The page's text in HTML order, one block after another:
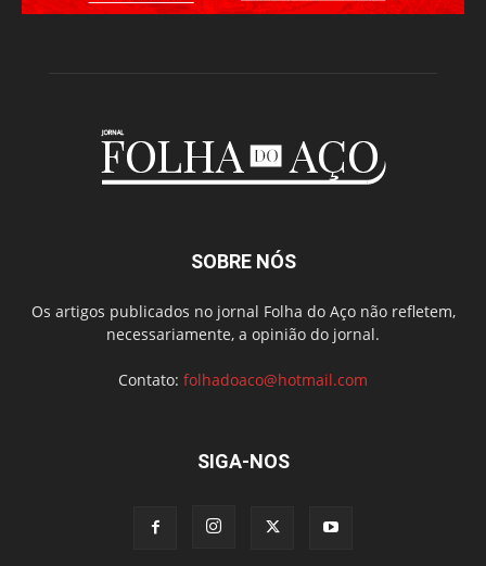
SOBRE NÓS
Os artigos publicados no jornal Folha do Aço não refletem,
necessariamente, a opinião do jornal.
Contato: folhadoaco@hotmail.com
SIGA-NOS